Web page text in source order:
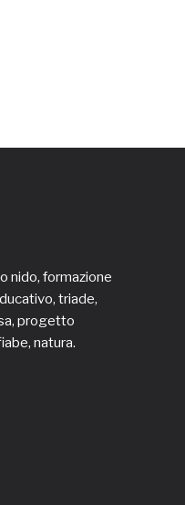
nido, formazione
triade,
progetto
natura.